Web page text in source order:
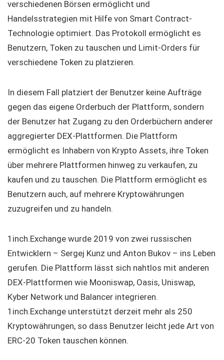
verschiedenen Börsen ermöglicht und
Handelsstrategien mit Hilfe von Smart Contract-
Technologie optimiert. Das Protokoll ermöglicht es
Benutzern, Token zu tauschen und Limit-Orders für
verschiedene Token zu platzieren.
In diesem Fall platziert der Benutzer keine Aufträge
gegen das eigene Orderbuch der Plattform, sondern
der Benutzer hat Zugang zu den Orderbüchern anderer
aggregierter DEX-Plattformen. Die Plattform
ermöglicht es Inhabern von Krypto Assets, ihre Token
über mehrere Plattformen hinweg zu verkaufen, zu
kaufen und zu tauschen. Die Plattform ermöglicht es
Benutzern auch, auf mehrere Kryptowährungen
zuzugreifen und zu handeln.
1inch.Exchange wurde 2019 von zwei russischen
Entwicklern – Sergej Kunz und Anton Bukov – ins Leben
gerufen. Die Plattform lässt sich nahtlos mit anderen
DEX-Plattformen wie Mooniswap, Oasis, Uniswap,
Kyber Network und Balancer integrieren.
1inch.Exchange unterstützt derzeit mehr als 250
Kryptowährungen, so dass Benutzer leicht jede Art von
ERC-20 Token tauschen können.